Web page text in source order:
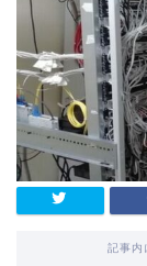
記事内